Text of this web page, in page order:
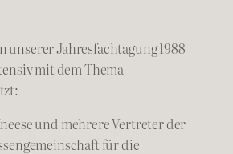
unserer Jahresfachtagung 1988
mit dem Thema
und mehrere Vertreter der
für die